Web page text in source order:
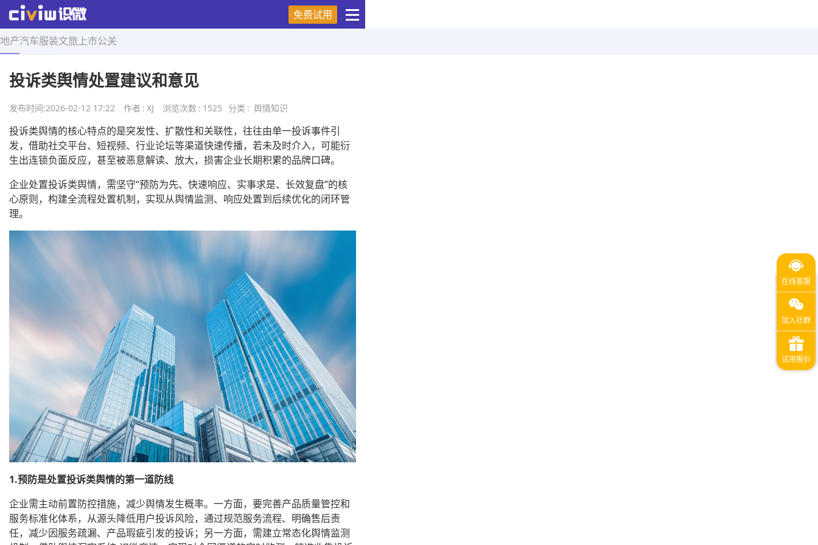
免费试用
地产汽车服装文旅 上市公关
首页 > 舆情知识 > 正文
投诉类舆情处置建议和意见
发布时间:2026-02-12 17:22 作者 : XJ 浏览次数 : 1525 分类 : 舆情知识
投诉类舆情的核心特点的是突发性、扩散性和关联性，往往由单一投诉事件引
发，借助社交平台、短视频、行业论坛等渠道快速传播，若未及时介入，可能衍
生出连锁负面反应，甚至被恶意解读、放大，损害企业长期积累的品牌口碑。
企业处置投诉类舆情，需坚守“预防为先、快速响应、实事求是、长效复盘”的核
心原则，构建全流程处置机制，实现从舆情监测、响应处置到后续优化的闭环管
理。
1.预防是处置投诉类舆情的第一道防线
企业需主动前置防控措施，减少舆情发生概率。一方面，要完善产品质量管控和
服务标准化体系，从源头降低用户投诉风险，通过规范服务流程、明确售后责
任，减少因服务疏漏、产品瑕疵引发的投诉；另一方面，需建立常态化舆情监测